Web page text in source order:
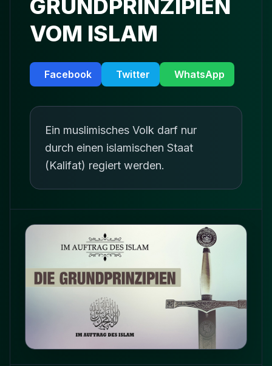
GRUNDPRINZIPIEN
VOM ISLAM
Facebook Twitter WhatsApp
Ein muslimisches Volk darf nur
durch einen islamischen Staat
(Kalifat) regiert werden.